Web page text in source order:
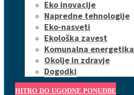
Eko inovacije
Napredne tehnologije
Eko-nasveti
Ekološka zavest
Komunalna energetika
Okolje in zdravje
Dogodki
HITRO DO UGODNE PONUDBE